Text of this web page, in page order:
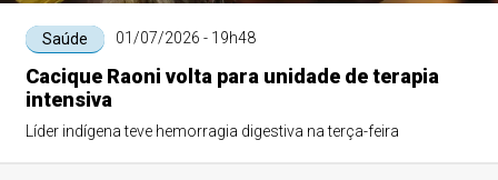
Saúde 01/07/2026 - 19h48
Cacique Raoni volta para unidade de terapia
intensiva
Líder indígena teve hemorragia digestiva na terça-feira